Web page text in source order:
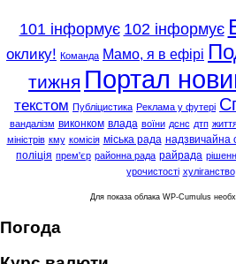
101 інформує 102 інформує
оклику! Команда Мамо, я в ефірі
тижня Портал
текстом Публіцистика Реклама у футері
вандалізм виконком влада воїни дснс дтп
міністрів кму комісія міська рада надзвичайна
поліція прем'єр районна рада райрада
урочистості хуліганство
Для показа облака WP-Cumulus
Погода